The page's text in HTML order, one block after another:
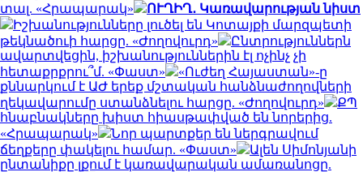
տալ. «Հրապարակ»
ՈՒՂԻՂ․ Կառավարության նիստ
Իշխանությունները լուծել են Կոտայքի մարզպետի
թեկնածուի հարցը. «Ժողովուրդ»
Ընտրություններն
ավարտվեցին, իշխանություններին էլ ոչինչ չի
հետաքրքրու՞մ. «Փաստ»
«Ուժեղ Հայաստան»-ը
քննարկում է ԱԺ երեք մշտական հանձնաժողովների
ղեկավարումը ստանձնելու հարցը. «Ժողովուրդ»
ՔՊ
հնաբնակները խիստ հիասթափված են նորերից.
«Հրապարակ»
Նոր պարտքեր են ներգրավում
ճեղքերը փակելու համար. «Փաստ»
Ալեն Սիմոնյանի
ընտանիքը լքում է կառավարական ամառանոցը.